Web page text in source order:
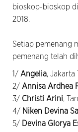
bioskop-bioskop
2018.
Setiap pemenang
pemenang telah
1/ Angelia, Jakarta
2/ Annisa Ardhea
3/ Christi Arini,
4/ Niken Devina
5/ Devina Glorya